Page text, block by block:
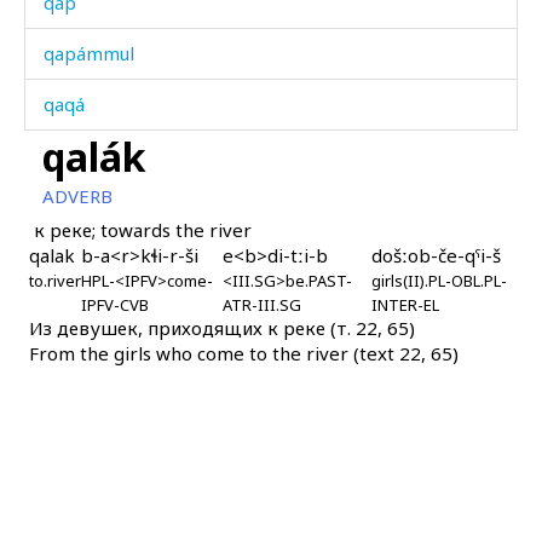
qapámmul
qaqá
qaqá bársi
qaqán
qarábaš
qarápul
qaráwul
qalák
ADVERB
к реке; towards the river
qalak
to.river
b-a<r>kɬi-r-ši
HPL-<IPFV>come-
IPFV-CVB
e<b>di-tːi-b
<III.SG>be.PAST-
ATR-III.SG
došːob-če-qˤi-š
girls(II).PL-OBL.PL-
INTER-EL
Из девушек, приходящих к реке (т. 22, 65)
From the girls who come to the river (text 22, 65)